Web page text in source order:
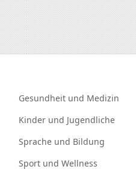
Gesundheit und Medizin
Kinder und Jugendliche
Sprache und Bildung
Sport und Wellness